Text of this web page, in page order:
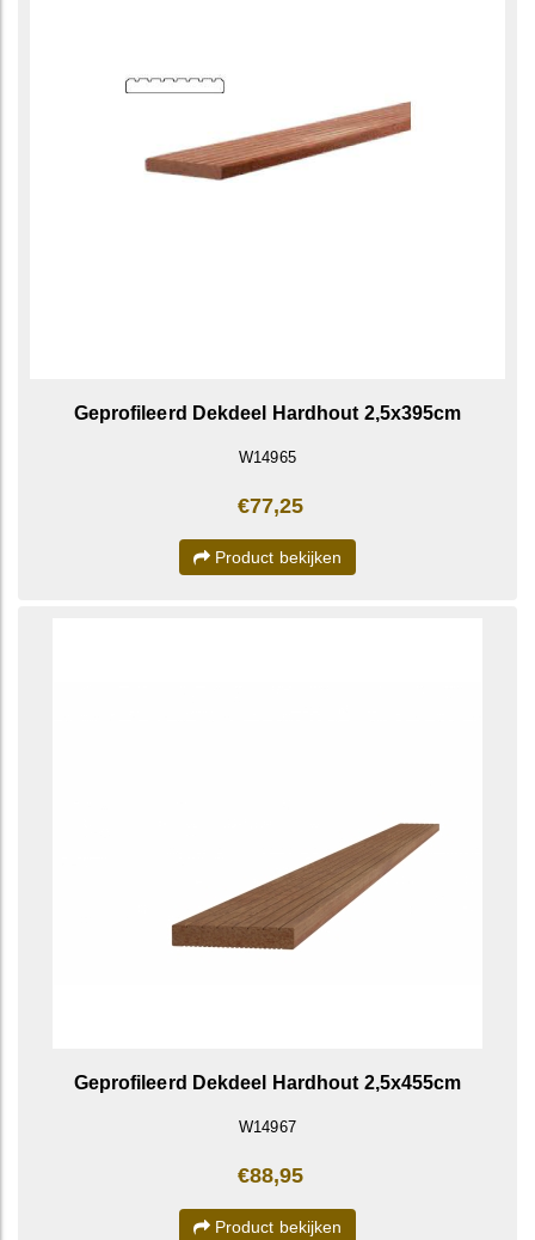
Geprofileerd Dekdeel Hardhout 2,5x395cm
W14965
€77,25
Product bekijken
Geprofileerd Dekdeel Hardhout 2,5x455cm
W14967
€88,95
Product bekijken